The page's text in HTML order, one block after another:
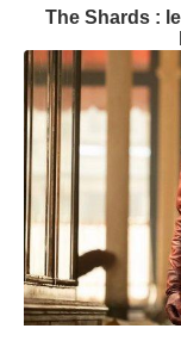
The Shards :